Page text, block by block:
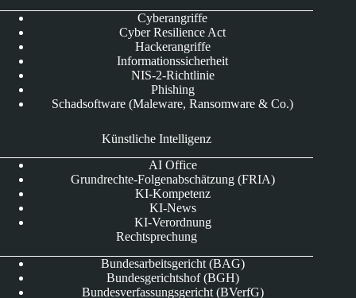
Cyberangriffe
Cyber Resilience Act
Hackerangriffe
Informationssicherheit
NIS-2-Richtlinie
Phishing
Schadsoftware (Maleware, Ransomware & Co.)
Künstliche Intelligenz
AI Office
Grundrechte-Folgenabschätzung (FRIA)
KI-Kompetenz
KI-News
KI-Verordnung
Rechtsprechung
Bundesarbeitsgericht (BAG)
Bundesgerichtshof (BGH)
Bundesverfassungsgericht (BVerfG)